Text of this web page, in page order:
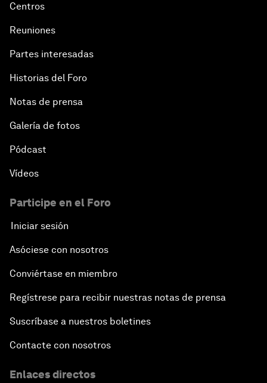
Centros
Reuniones
Partes interesadas
Historias del Foro
Notas de prensa
Galería de fotos
Pódcast
Vídeos
Participe en el Foro
Iniciar sesión
Asóciese con nosotros
Conviértase en miembro
Regístrese para recibir nuestras notas de prensa
Suscríbase a nuestros boletines
Contacte con nosotros
Enlaces directos